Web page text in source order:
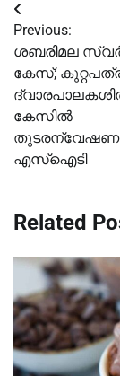
Post
navigation
Previous:
ശബരിമല
കേസ്;
കേസില്‍
എസ്‌ഐടി
Related